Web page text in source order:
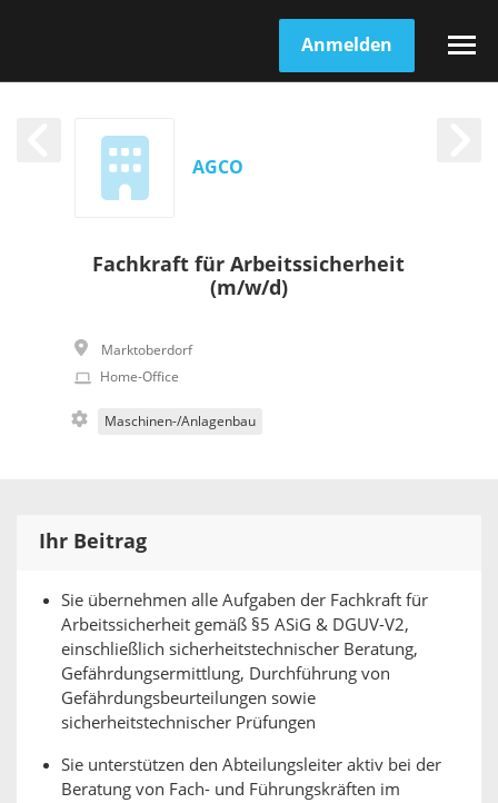
Anmelden
AGCO
Fachkraft für Arbeitssicherheit
(m/w/d)
Marktoberdorf
Home-Office
Maschinen-/Anlagenbau
Ihr Beitrag
Sie übernehmen alle Aufgaben der Fachkraft für
Arbeitssicherheit gemäß §5 ASiG & DGUV-V2,
einschließlich sicherheitstechnischer Beratung,
Gefährdungsermittlung, Durchführung von
Gefährdungsbeurteilungen sowie
sicherheitstechnischer Prüfungen
Sie unterstützen den Abteilungsleiter aktiv bei der
Beratung von Fach- und Führungskräften im